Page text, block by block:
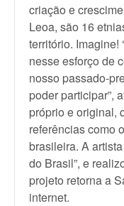
criação e
Leoa, são 16
território. Imagine!
nesse esforço de
nosso passado-
poder participar”,
próprio e original,
referências como
brasileira. A
do Brasil”, e
projeto retorna a
internet.